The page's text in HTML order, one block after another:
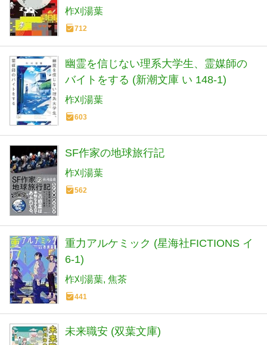
柞刈湯葉
712
幽霊を信じない理系大学生、霊媒師の
バイトをする (新潮文庫 い 148-1)
柞刈湯葉
603
SF作家の地球旅行記
柞刈湯葉
562
重力アルケミック (星海社FICTIONS イ
6-1)
柞刈湯葉 焦茶
441
未来職安 (双葉文庫)